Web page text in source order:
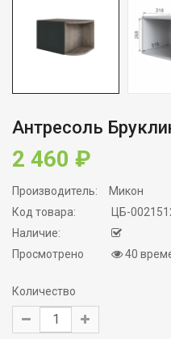
Антресоль
2 460 ₽
Производитель:
Микон
Код товара:
ЦБ-
Наличие:
Просмотрено
40
Количество